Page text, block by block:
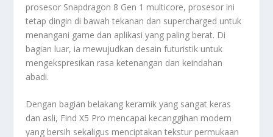
prosesor Snapdragon 8 Gen 1 multicore, prosesor ini
tetap dingin di bawah tekanan dan supercharged untuk
menangani game dan aplikasi yang paling berat. Di
bagian luar, ia mewujudkan desain futuristik untuk
mengekspresikan rasa ketenangan dan keindahan
abadi.
Dengan bagian belakang keramik yang sangat keras
dan asli, Find X5 Pro mencapai kecanggihan modern
yang bersih sekaligus menciptakan tekstur permukaan